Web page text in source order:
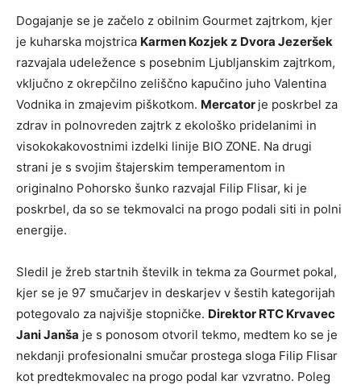
Dogajanje se je začelo z obilnim Gourmet zajtrkom, kjer
je kuharska mojstrica Karmen Kozjek z Dvora Jezeršek
razvajala udeležence s posebnim Ljubljanskim zajtrkom,
vključno z okrepčilno zeliščno kapučino juho Valentina
Vodnika in zmajevim piškotkom. Mercator je poskrbel za
zdrav in polnovreden zajtrk z ekološko pridelanimi in
visokokakovostnimi izdelki linije BIO ZONE. Na drugi
strani je s svojim štajerskim temperamentom in
originalno Pohorsko šunko razvajal Filip Flisar, ki je
poskrbel, da so se tekmovalci na progo podali siti in polni
energije.
Sledil je žreb startnih številk in tekma za Gourmet pokal,
kjer se je 97 smučarjev in deskarjev v šestih kategorijah
potegovalo za najvišje stopničke. Direktor RTC Krvavec
Jani Janša je s ponosom otvoril tekmo, medtem ko se je
nekdanji profesionalni smučar prostega sloga Filip Flisar
kot predtekmovalec na progo podal kar vzvratno. Poleg